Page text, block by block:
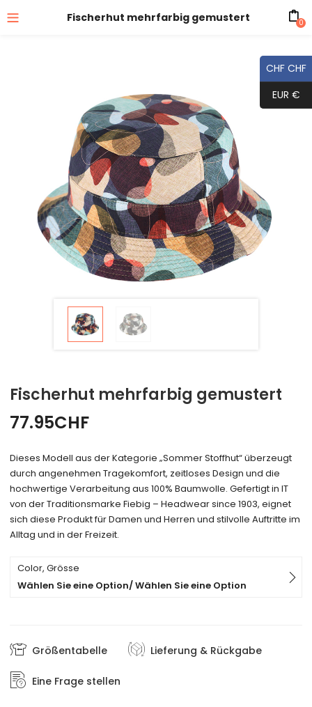
Fischerhut mehrfarbig gemustert 0
Fischerhut mehrfarbig gemustert
77.95CHF
Dieses Modell aus der Kategorie „Sommer Stoffhut“ überzeugt
durch angenehmen Tragekomfort, zeitloses Design und die
hochwertige Verarbeitung aus 100% Baumwolle. Gefertigt in IT
von der Traditionsmarke Fiebig – Headwear since 1903, eignet
sich diese Produkt für Damen und Herren und stilvolle Auftritte im
Alltag und in der Freizeit.
Color, Grösse
Wählen Sie eine Option/ Wählen Sie eine Option
Größentabelle Lieferung & Rückgabe
Eine Frage stellen
CHF CHF
EUR €